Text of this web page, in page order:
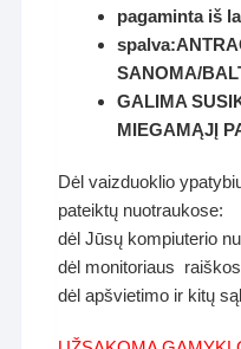
pagaminta iš
SANOMA/
GALIMA
MIEGAMĄJĮ
Dėl vaizduoklio
pateiktų nuotraukose:
dėl Jūsų kompiuterio
dėl monitoriaus
dėl apšvietimo ir kitų